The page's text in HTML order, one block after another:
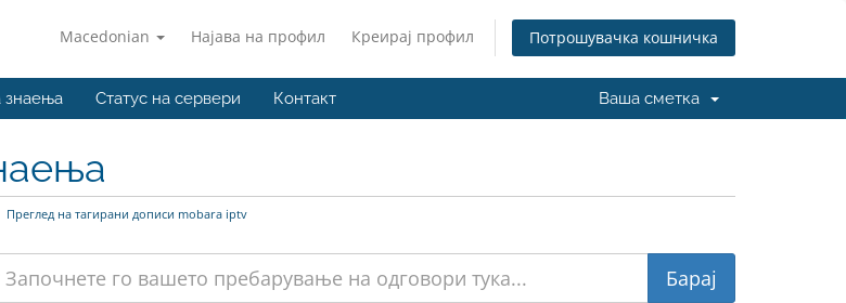
Macedonian Најава на профил Креирај профил Потрошувачка кошничка
знаења Статус на сервери Контакт Ваша сметка
Преглед на тагирани дописи mobara iptv